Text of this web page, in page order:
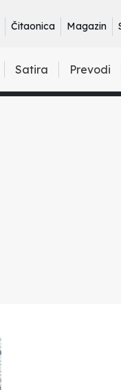
Čitaonica Magazin
Satira Prevodi